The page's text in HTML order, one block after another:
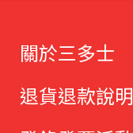
關於三多士
退貨退款說明